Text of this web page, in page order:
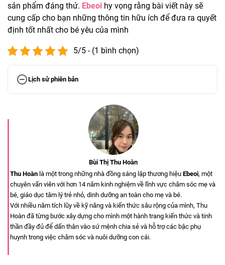
sản phẩm đáng thử. Ebeoi hy vọng rằng bài viết này sẽ
cung cấp cho bạn những thông tin hữu ích để đưa ra quyết
định tốt nhất cho bé yêu của mình
5/5 - (1 bình chọn)
Lịch sử phiên bản
Bùi Thị Thu Hoàn
Thu Hoàn là một trong những nhà đồng sáng lập thương hiệu Ebeoi, một
chuyên vấn viên với hơn 14 năm kinh nghiệm về lĩnh vực chăm sóc mẹ và
bé, giáo dục tâm lý trẻ nhỏ, dinh dưỡng an toàn cho mẹ và bé.
Với nhiều năm tích lũy về kỹ năng và kiến thức sâu rộng của mình, Thu
Hoàn đã từng bước xây dựng cho mình một hành trang kiến thức và tinh
thần đầy đủ để dấn thân vào sứ mệnh chia sẻ và hỗ trợ các bậc phụ
huynh trong việc chăm sóc và nuôi dưỡng con cái.